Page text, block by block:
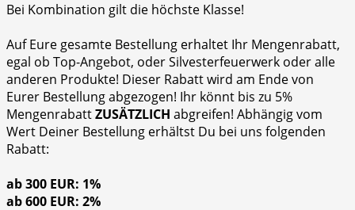
Bei Kombination gilt die höchste Klasse!
Auf Eure gesamte Bestellung erhaltet Ihr Mengenrabatt,
egal ob Top-Angebot, oder Silvesterfeuerwerk oder alle
anderen Produkte! Dieser Rabatt wird am Ende von
Eurer Bestellung abgezogen! Ihr könnt bis zu 5%
MengenrabattZUSÄTZLICH abgreifen! Abhängig vom
Wert Deiner Bestellung erhältst Du bei uns folgenden
Rabatt:
ab 300 EUR: 1%
ab 600 EUR: 2%